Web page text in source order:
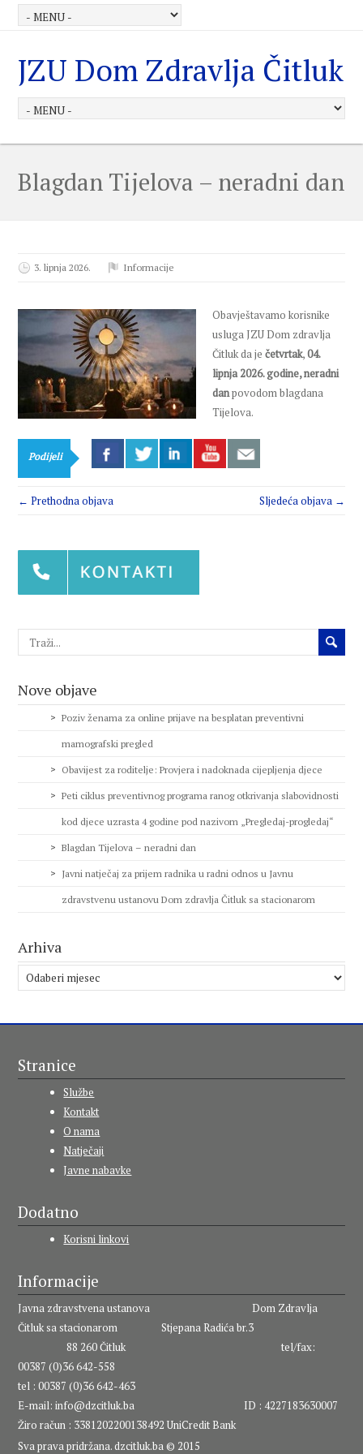
JZU Dom Zdravlja Čitluk
Blagdan Tijelova – neradni dan
3. lipnja 2026. Informacije
Obavještavamo korisnike
usluga JZU Dom zdravlja
Čitluk da ječetvrtak,04.
lipnja 2026. godine, neradni
danpovodom blagdana
Tijelova.
Podijeli
← Prethodna objava Sljedeća objava →
Nove objave
Poziv ženama za online prijave na besplatan preventivni
mamografski pregled
Obavijest za roditelje: Provjera i nadoknada cijepljenja djece
Peti ciklus preventivnog programa ranog otkrivanja slabovidnosti
kod djece uzrasta 4 godine pod nazivom „Pregledaj-progledaj“
Blagdan Tijelova – neradni dan
Javni natječaj za prijem radnika u radni odnos u Javnu
zdravstvenu ustanovu Dom zdravlja Čitluk sa stacionarom
Arhiva
Arhiva
Stranice
Službe
Kontakt
O nama
Natječaji
Javne nabavke
Dodatno
Korisni linkovi
Informacije
Javna zdravstvena ustanova Dom Zdravlja
Čitluk sa stacionarom Stjepana Radića br.3
88 260 Čitluk tel/fax:
00387 (0)36 642-558
tel : 00387 (0)36 642-463
E-mail:info@dzcitluk.ba ID : 4227183630007
Žiro račun : 3381202200138492 UniCredit Bank
Sva prava pridržana. dzcitluk.ba © 2015